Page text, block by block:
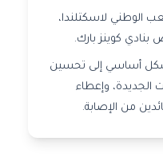
الوطني لاسكتلندا،
كوينز بارك.
أساسي إلى تحسين
الجديدة، وإعطاء
من الإصابة.